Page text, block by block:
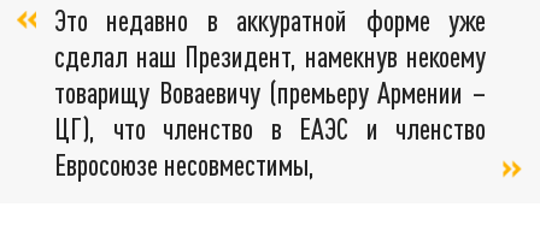
Это недавно в аккуратной форме уже
сделал наш Президент, намекнув некоему
товарищу Воваевичу (премьеру Армении –
ЦГ), что членство в ЕАЭС и членство
Евросоюзе несовместимы,